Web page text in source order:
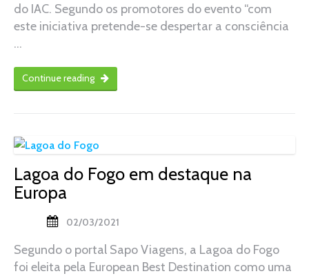
do IAC. Segundo os promotores do evento “com
este iniciativa pretende-se despertar a consciência
…
Continue reading
Lagoa do Fogo em destaque na
Europa
02/03/2021
Segundo o portal Sapo Viagens, a Lagoa do Fogo
foi eleita pela European Best Destination como uma